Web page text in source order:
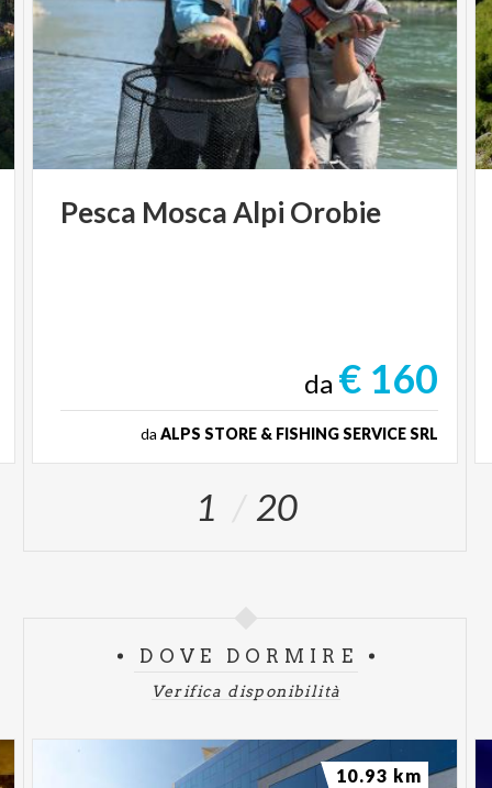
Pesca MoscaAlpi Orobie
da € 160
da ALPS STORE & FISHING SERVICE SRL
1 20
DOVE DORMIRE
Verifica disponibilità
10.93 km